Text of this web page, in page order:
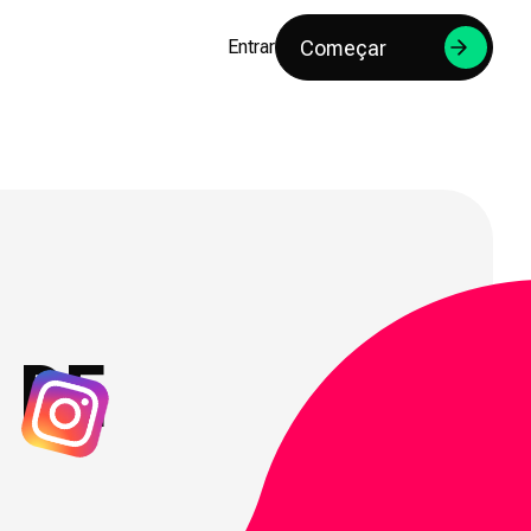
Entrar Começar